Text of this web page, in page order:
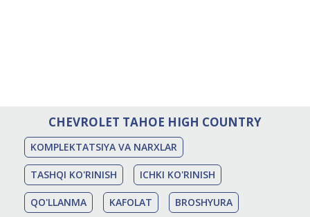
CHEVROLET TAHOE HIGH COUNTRY
KOMPLEKTATSIYA VA NARXLAR
TASHQI KO'RINISH ICHKI KO'RINISH
QO'LLANMA KAFOLAT BROSHYURA